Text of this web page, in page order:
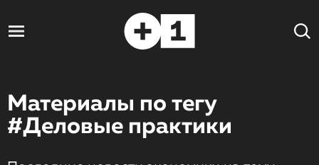
Материалы по тегу
#Деловые практики